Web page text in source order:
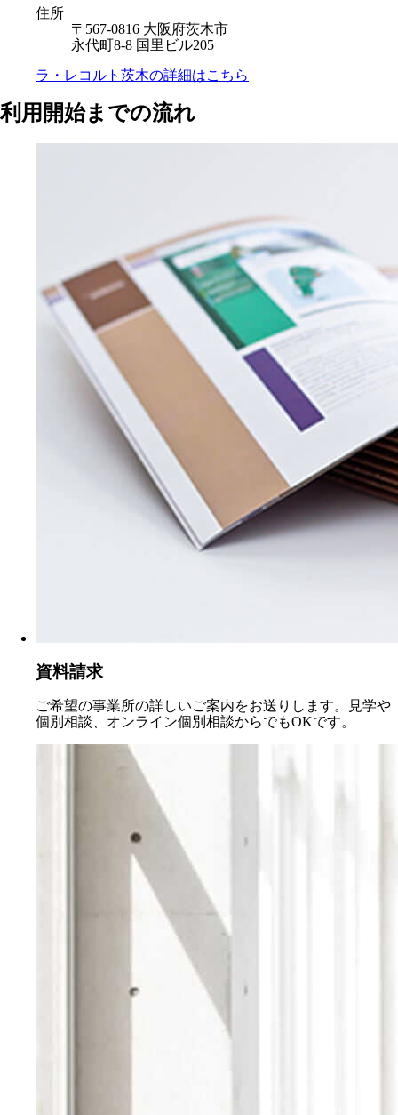
住所
〒567-0816 大阪府茨木市
永代町8-8 国里ビル205
ラ・レコルト茨木の詳細はこちら
利用開始までの流れ
資料請求
ご希望の事業所の詳しいご案内をお送りします。見学や
個別相談、オンライン個別相談からでもOKです。